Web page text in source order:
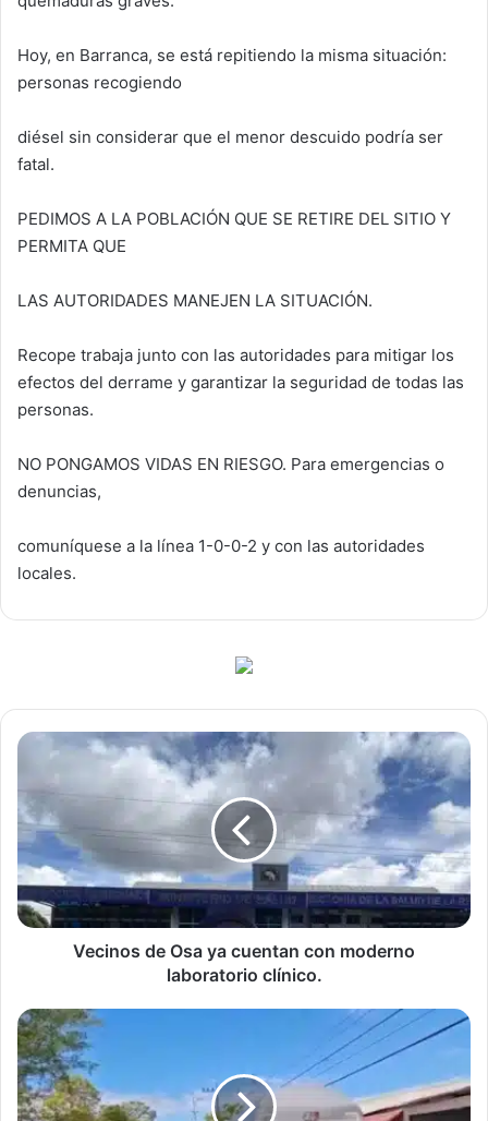
Hoy, en Barranca, se está repitiendo la misma situación:
personas recogiendo
diésel sin considerar que el menor descuido podría ser
fatal.
PEDIMOS A LA POBLACIÓN QUE SE RETIRE DEL SITIO Y
PERMITA QUE
LAS AUTORIDADES MANEJEN LA SITUACIÓN.
Recope trabaja junto con las autoridades para mitigar los
efectos del derrame y garantizar la seguridad de todas las
personas.
NO PONGAMOS VIDAS EN RIESGO. Para emergencias o
denuncias,
comuníquese a la línea 1-0-0-2 y con las autoridades
locales.
Vecinos
Osa
ya
cuentan
moderno
laboratorio
clínico.
Vecinos de Osa ya cuentan con moderno
laboratorio clínico.
Atención
vecinos
de
Puntarenas
Avance